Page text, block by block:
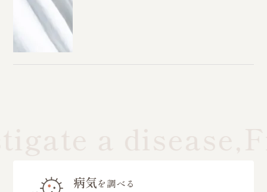
病気を調べる